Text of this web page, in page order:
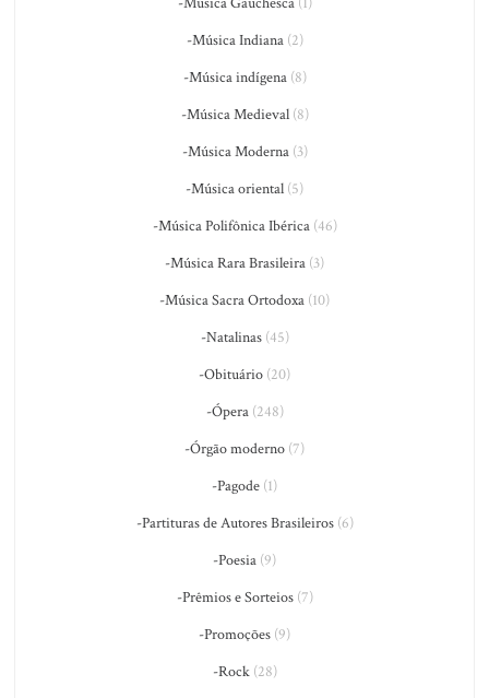
-Música Indiana(2)
-Música indígena(8)
-Música Medieval(8)
-Música Moderna(3)
-Música oriental (5)
-Música Polifônica Ibérica(46)
-Música Rara Brasileira (3)
-Música Sacra Ortodoxa (10)
-Natalinas(45)
-Obituário (20)
-Ópera(248)
-Órgão moderno (7)
-Pagode (1)
-Partituras de Autores Brasileiros(6)
-Poesia (9)
-Prêmios e Sorteios(7)
-Promoções (9)
-Rock(28)